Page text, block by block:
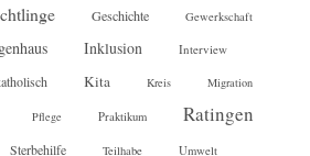
Geschichte Gewerkschaft
Inklusion Interview
Kita Kreis Migration
Pflege Praktikum Ratingen
Sterbehilfe Teilhabe Umwelt